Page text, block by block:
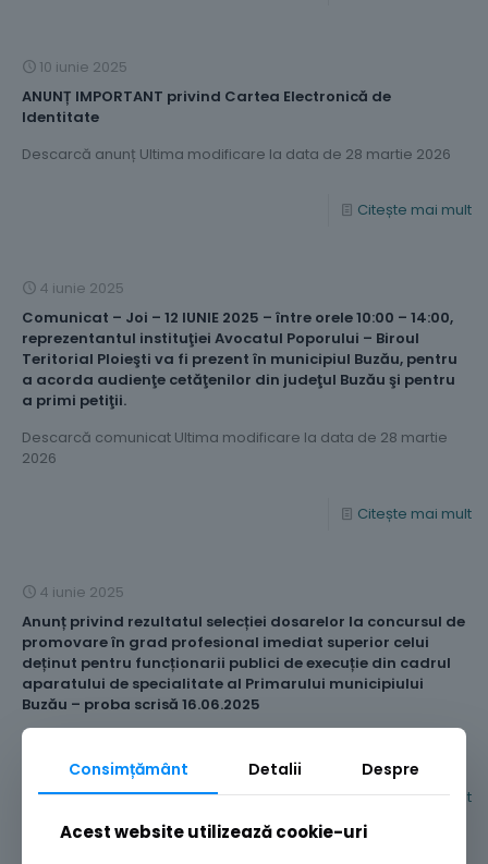
10 iunie 2025
ANUNȚ IMPORTANT privind Cartea Electronică de
Identitate
Descarcă anunț Ultima modificare la data de 28 martie 2026
Citește mai mult
4 iunie 2025
Comunicat – Joi – 12 IUNIE 2025 – între orele 10:00 – 14:00,
reprezentantul instituţiei Avocatul Poporului – Biroul
Teritorial Ploieşti va fi prezent în municipiul Buzău, pentru
a acorda audienţe cetăţenilor din judeţul Buzău şi pentru
a primi petiţii.
Descarcă comunicat Ultima modificare la data de 28 martie
2026
Citește mai mult
4 iunie 2025
Anunț privind rezultatul selecției dosarelor la concursul de
promovare în grad profesional imediat superior celui
deținut pentru funcționarii publici de execuție din cadrul
aparatului de specialitate al Primarului municipiului
Buzău – proba scrisă 16.06.2025
Descarcă anunț Ultima modificare la data de 28 martie 2026
Citește mai mult
Consimțământ Detalii Despre
Acest website utilizează cookie-uri